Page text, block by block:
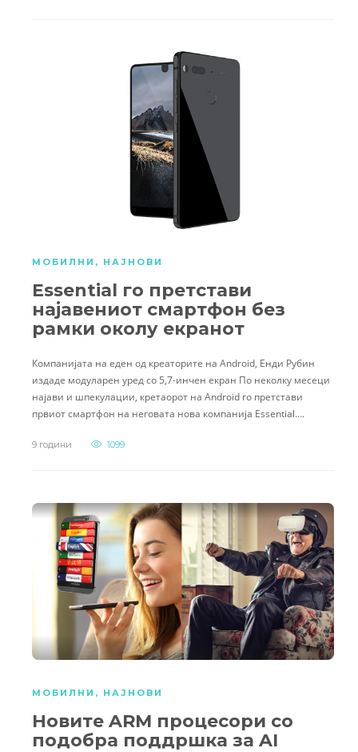
МОБИЛНИ , НАЈНОВИ
Essential го претстави
најавениот смартфон без
рамки околу екранот
Компанијата на еден од креаторите на Android, Енди Рубин
издаде модуларен уред со 5,7-инчен екран По неколку месеци
најави и шпекулации, кретаорот на Android го претстави
првиот смартфон на неговата нова компанија Essential….
9 години 1099
МОБИЛНИ , НАЈНОВИ
Новите ARM процесори со
подобра поддршка за AI